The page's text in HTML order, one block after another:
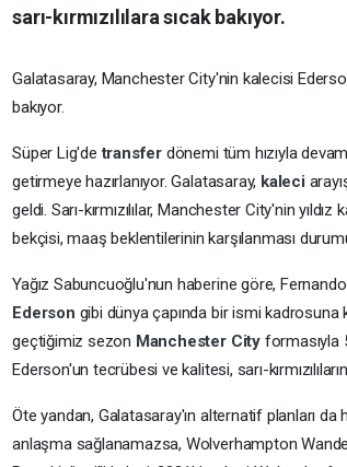
sarı-kırmızılılara sıcak bakıyor.
Galatasaray, Manchester City'nin kalecisi
bakıyor.
Süper Lig'detransfer dönemi tüm hızıyla
getirmeye hazırlanıyor. Galatasaray, kaleci
geldi. Sarı-kırmızılılar, Manchester City'nin yıldız
bekçisi, maaş beklentilerinin karşılanması
Yağız Sabuncuoğlu'nun haberine göre,
Ederson gibi dünya çapında bir ismi kadrosuna
geçtiğimiz sezon Manchester City formasıyla
Ederson'un tecrübesi ve kalitesi, sarı-
Öte yandan, Galatasaray'ın alternatif planları
anlaşma sağlanamazsa, Wolverhampton